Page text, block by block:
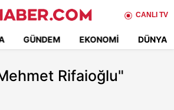
CANLI TV
GÜNDEM EKONOMI DÜNYA
Rifaioğlu"